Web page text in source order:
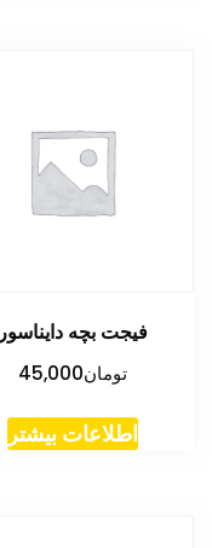
فیجت بچه دایناسور
تومان45,000
اطلاعات بیشتر